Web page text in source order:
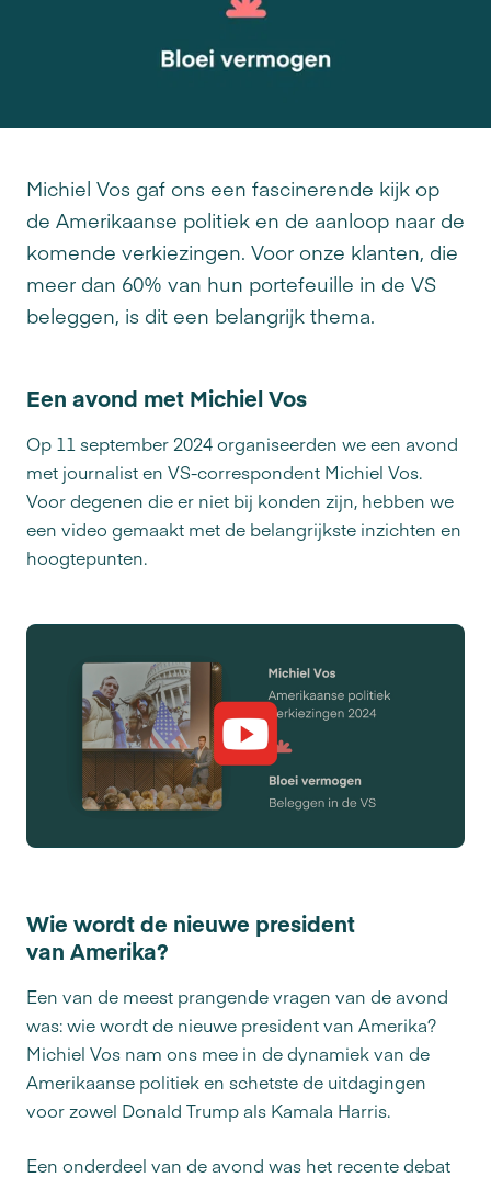
Michiel Vos gaf ons een fascinerende kijk op
de Amerikaanse politiek en de aanloop naar de
komende verkiezingen. Voor onze klanten, die
meer dan 60% van hun portefeuille in de VS
beleggen, is dit een belangrijk thema.
Een avond met Michiel Vos
Op 11 september 2024 organiseerden we een avond
met journalist en VS-correspondent Michiel Vos.
Voor degenen die er niet bij konden zijn, hebben we
een video gemaakt met de belangrijkste inzichten en
hoogtepunten.
Wie wordt de nieuwe president
van Amerika?
Een van de meest prangende vragen van de avond
was: wie wordt de nieuwe president van Amerika?
Michiel Vos nam ons mee in de dynamiek van de
Amerikaanse politiek en schetste de uitdagingen
voor zowel Donald Trump als Kamala Harris.
Een onderdeel van de avond was het recente debat